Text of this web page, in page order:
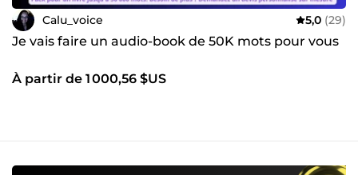
Calu_voice 5,0 (29)
Je vais faire un audio-book de 50K mots pour vous
À partir de 1 000,56 $US